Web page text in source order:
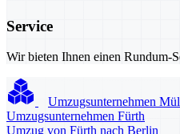
Service
Wir bieten Ihnen einen Rundum-
Umzugsunternehmen
Umzugsunternehmen Fürth
Umzug von Fürth nach Berlin